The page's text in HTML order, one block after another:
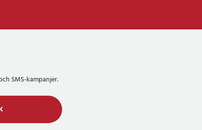
SMS-kampanjer.